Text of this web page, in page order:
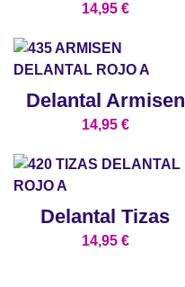
14,95 €
Delantal Armisen
14,95 €
Delantal Tizas
14,95 €